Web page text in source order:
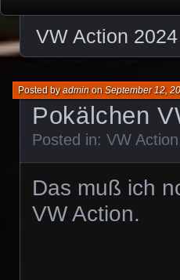
VW Action 2024
Pokälchen
Posted byadminonSeptember 12,
Posted in: VW
Das muß ich
VW Action.